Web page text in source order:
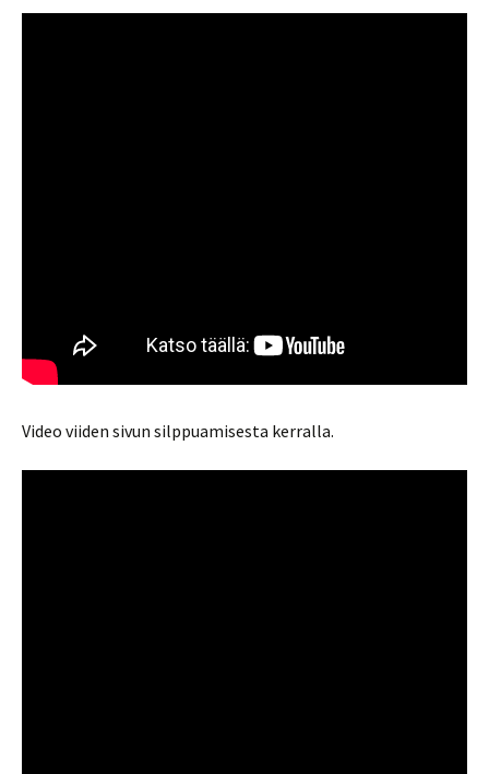
Video viiden sivun silppuamisesta kerralla.